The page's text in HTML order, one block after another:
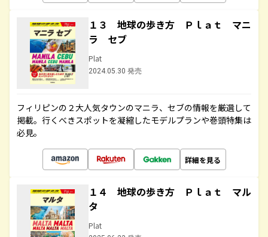
１３ 地球の歩き方 Ｐｌａｔ マニ
ラ セブ
Plat
2024.05.30 発売
フィリピンの２大人気タウンのマニラ、セブの情報を厳選して
掲載。行くべきスポットを凝縮したモデルプランや巻頭特集は
必見。
詳細を見る
１４ 地球の歩き方 Ｐｌａｔ マル
タ
Plat